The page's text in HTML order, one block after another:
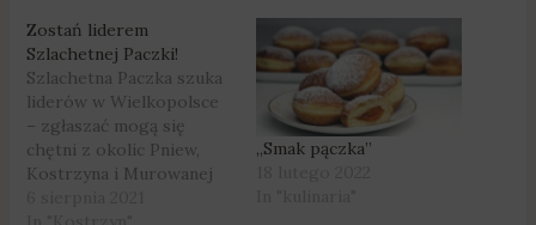
Zostań liderem
Szlachetnej Paczki!
Szlachetna Paczka szuka
liderów w Wielkopolsce
– zgłaszać mogą się
chętni z okolic Pniew,
Kostrzyna i Murowanej
„Smak pączka”